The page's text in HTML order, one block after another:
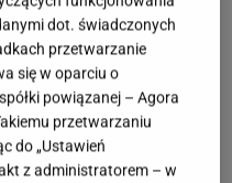
ciastka z dwóch
z zachwytu
recepturą Ani
dot. świadczonych
przetwarzanie
się w oparciu o
powiązanej – Agora
przetwarzaniu
do „Ustawień
z administratorem – w